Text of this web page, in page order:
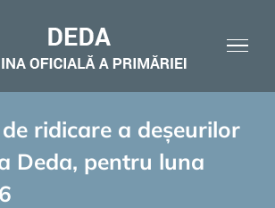
ridicare a deșeurilor
Deda, pentru luna